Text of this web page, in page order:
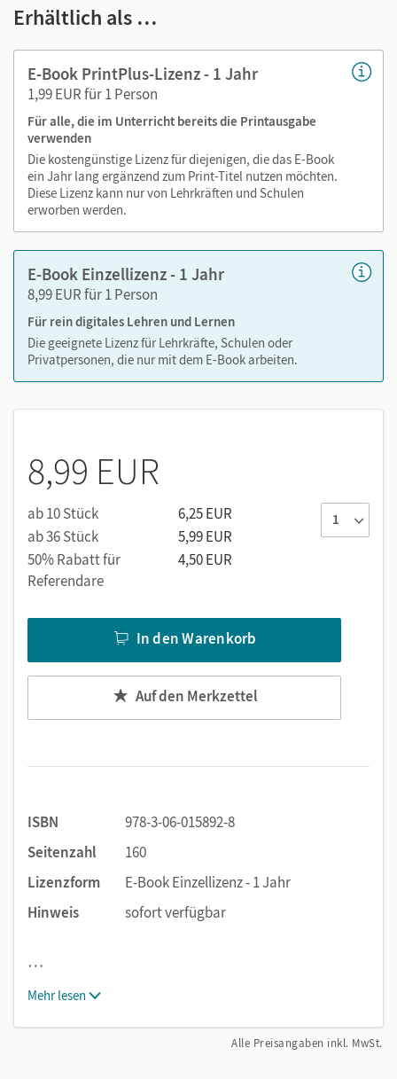
Notizen erstellen
Lesezeichen hinzufügen
Zoomen
Erhältlich als …
E-Book PrintPlus-Lizenz - 1 Jahr
1,99 EUR für 1 Person
Für alle, die im Unterricht bereits die Printausgabe
verwenden
Die kostengünstige Lizenz für diejenigen, die das E-Book
ein Jahr lang ergänzend zum Print-Titel nutzen möchten.
Diese Lizenz kann nur von Lehrkräften und Schulen
erworben werden.
E-Book Einzellizenz - 1 Jahr
8,99 EUR für 1 Person
Für rein digitales Lehren und Lernen
Die geeignete Lizenz für Lehrkräfte, Schulen oder
Privatpersonen, die nur mit dem E-Book arbeiten.
8,99 EUR
ab 10 Stück
6,25 EUR
ab 36 Stück
5,99 EUR
50% Rabatt für
Referendare
4,50 EUR
In den Warenkorb
Auf den Merkzettel
ISBN
978-3-06-015892-8
Seitenzahl
160
Lizenzform
E-Book Einzellizenz - 1 Jahr
Hinweis
sofort verfügbar
…
Mehr lesen
Alle Preisangaben inkl. MwSt.